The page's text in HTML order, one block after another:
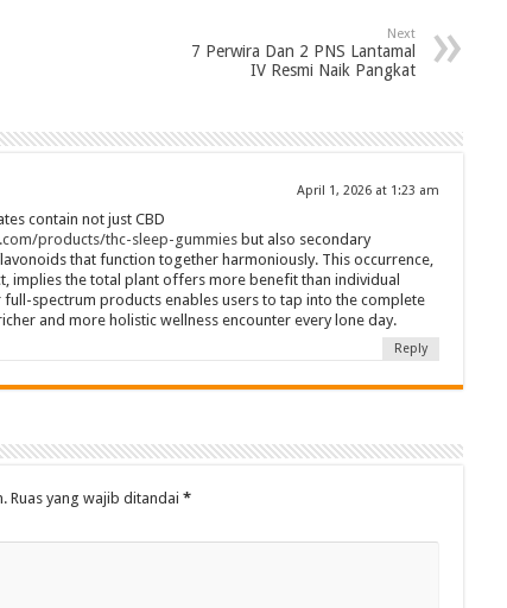
Next
7 Perwira Dan 2 PNS Lantamal
IV Resmi Naik Pangkat
April 1, 2026 at 1:23 am
contain not just CBD
products/thc-sleep-gummiesbut also secondary
that function together harmoniously. This occurrence,
implies the total plant offers more benefit than individual
spectrum products enables users to tap into the complete
and more holistic wellness encounter every lone day.
Reply
Ruas yang wajib ditandai *